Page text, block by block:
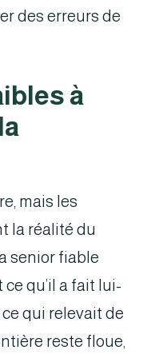
des erreurs de
à
mais les
la réalité du
senior fiable
qu’il a fait lui-
ce qui relevait de
reste floue,